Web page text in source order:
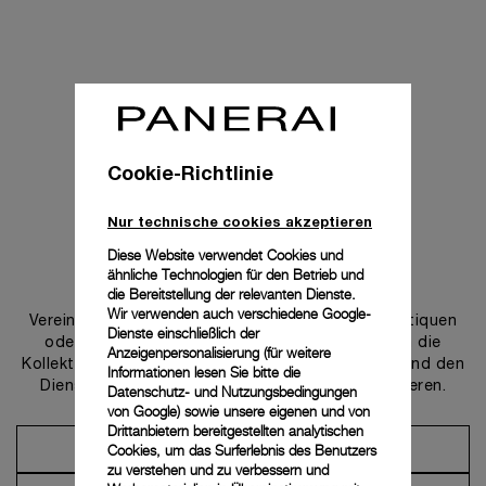
Uns kontaktieren
Vereinbaren Sie einen Termin in einer unserer Boutiquen
oder wenden Sie sich an unseren Concierge, um die
Kollektionen zu entdecken und von der Beratung und den
Dienstleistungen unserer Botschafter zu profitieren.
Einen Termin vereinbaren
Cookie-Richtlinie
Nur technische cookies akzeptieren
Diese Website verwendet Cookies und
ähnliche Technologien für den Betrieb und
die Bereitstellung der relevanten Dienste.
Wir verwenden auch verschiedene Google-
Dienste einschließlich der
Anzeigenpersonalisierung (für weitere
Informationen lesen Sie bitte die
Datenschutz- und Nutzungsbedingungen
von Google) sowie unsere eigenen und von
Drittanbietern bereitgestellten analytischen
Cookies, um das Surferlebnis des Benutzers
zu verstehen und zu verbessern und